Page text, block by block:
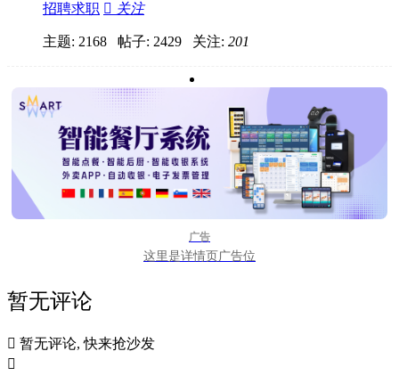
招聘求职  关注
主题: 2168 帖子: 2429 关注: 201
广告
这里是详情页广告位
暂无评论
 暂无评论, 快来抢沙发
